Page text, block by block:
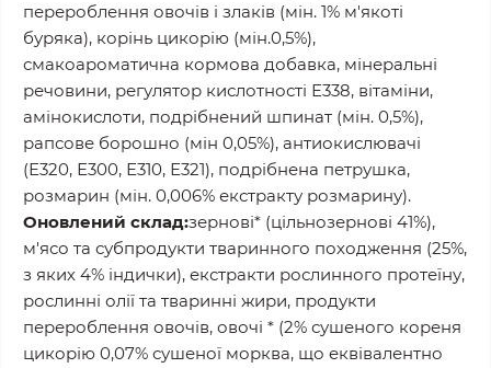
перероблення овочів і злаків (мін. 1% м'якоті
буряка), корінь цикорію (мін.0,5%),
смакоароматична кормова добавка, мінеральні
речовини, регулятор кислотності Е338, вітаміни,
амінокислоти, подрібнений шпинат (мін. 0,5%),
рапсове борошно (мін 0,05%), антиокислювачі
(Е320, Е300, Е310, Е321), подрібнена петрушка,
розмарин (мін. 0,006% екстракту розмарину).
Оновлений склад:зернові* (цільнозернові 41%),
м'ясо та субпродукти тваринного походження (25%,
з яких 4% індички), екстракти рослинного протеїну,
рослинні олії та тваринні жири, продукти
перероблення овочів, овочі * (2% сушеного кореня
цикорію 0,07% сушеної морква, що еквівалентно